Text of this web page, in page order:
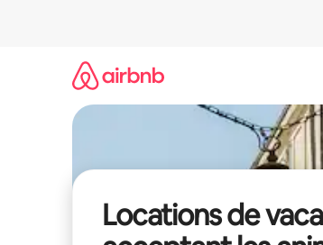
Locations de